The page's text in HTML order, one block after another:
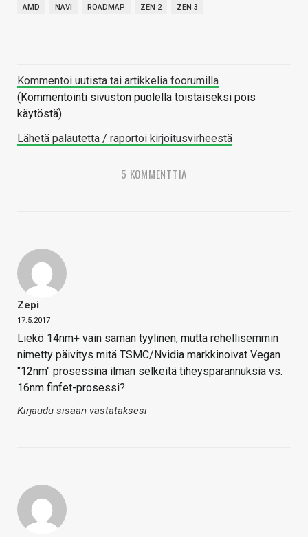
AMD NAVI ROADMAP ZEN 2 ZEN 3
Kommentoi uutista tai artikkelia foorumilla
(Kommentointi sivuston puolella toistaiseksi pois
käytöstä)
Lähetä palautetta / raportoi kirjoitusvirheestä
5 KOMMENTTIA
Zepi
17.5.2017
Liekö 14nm+ vain saman tyylinen, mutta rehellisemmin
nimetty päivitys mitä TSMC/Nvidia markkinoivat Vegan
"12nm" prosessina ilman selkeitä tiheysparannuksia vs.
16nm finfet-prosessi?
Kirjaudu sisään vastataksesi